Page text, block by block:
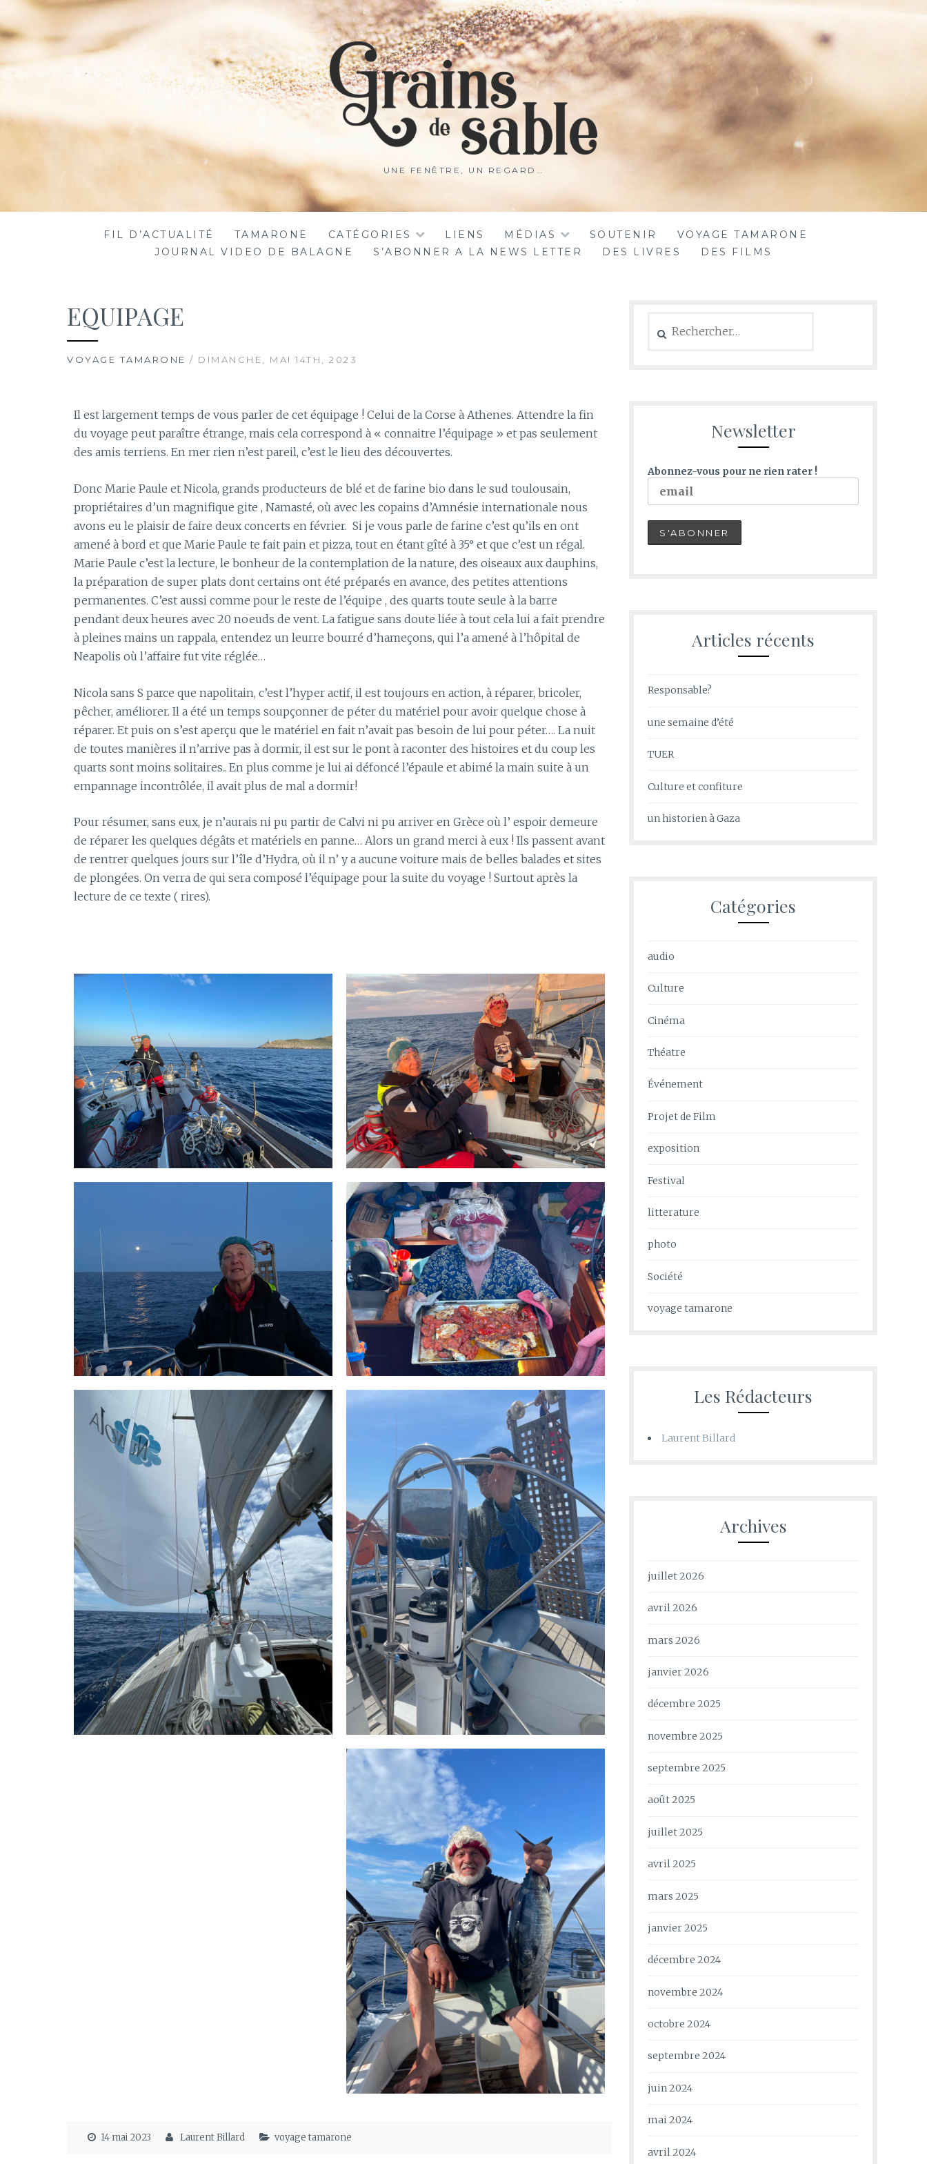
UNE FENÊTRE, UN REGARD…
FIL D’ACTUALITÉ TAMARONE CATÉGORIES LIENS MÉDIAS SOUTENIR
VOYAGE TAMARONE
JOURNAL VIDEO DE BALAGNE
S’ABONNER A LA NEWS LETTER DES LIVRES DES FILMS
EQUIPAGE
VOYAGE TAMARONE / DIMANCHE, MAI 14TH, 2023
Il est largement temps de vous parler de cet équipage ! Celui de la Corse à Athenes. Attendre la fin
du voyage peut paraître étrange, mais cela correspond à « connaitre l’équipage » et pas seulement
des amis terriens. En mer rien n’est pareil, c’est le lieu des découvertes.
Donc Marie Paule et Nicola, grands producteurs de blé et de farine bio dans le sud toulousain,
propriétaires d’un magnifique gite , Namasté, où avec les copains d’Amnésie internationale nous
avons eu le plaisir de faire deux concerts en février. Si je vous parle de farine c’est qu’ils en ont
amené à bord et que Marie Paule te fait pain et pizza, tout en étant gîté à 35° et que c’est un régal.
Marie Paule c’est la lecture, le bonheur de la contemplation de la nature, des oiseaux aux dauphins,
la préparation de super plats dont certains ont été préparés en avance, des petites attentions
permanentes. C’est aussi comme pour le reste de l’équipe , des quarts toute seule à la barre
pendant deux heures avec 20 noeuds de vent. La fatigue sans doute liée à tout cela lui a fait prendre
à pleines mains un rappala, entendez un leurre bourré d’hameçons, qui l’a amené à l’hôpital de
Neapolis où l’affaire fut vite réglée…
Nicola sans S parce que napolitain, c’est l’hyper actif, il est toujours en action, à réparer, bricoler,
pêcher, améliorer. Il a été un temps soupçonner de péter du matériel pour avoir quelque chose à
réparer. Et puis on s’est aperçu que le matériel en fait n’avait pas besoin de lui pour péter…. La nuit
de toutes manières il n’arrive pas à dormir, il est sur le pont à raconter des histoires et du coup les
quarts sont moins solitaires.. En plus comme je lui ai défoncé l’épaule et abimé la main suite à un
empannage incontrôlée, il avait plus de mal a dormir!
Pour résumer, sans eux, je n’aurais ni pu partir de Calvi ni pu arriver en Grèce où l’ espoir demeure
de réparer les quelques dégâts et matériels en panne… Alors un grand merci à eux ! Ils passent avant
de rentrer quelques jours sur l’île d’Hydra, où il n’ y a aucune voiture mais de belles balades et sites
de plongées. On verra de qui sera composé l’équipage pour la suite du voyage ! Surtout après la
lecture de ce texte ( rires).
14 mai 2023 Laurent Billard voyage tamarone
Newsletter
Abonnez-vous pour ne rien rater !
Articles récents
Responsable?
une semaine d’été
TUER
Culture et confiture
un historien à Gaza
Catégories
audio
Culture
Cinéma
Théatre
Événement
Projet de Film
exposition
Festival
litterature
photo
Société
voyage tamarone
Les Rédacteurs
Laurent Billard
Archives
juillet 2026
avril 2026
mars 2026
janvier 2026
décembre 2025
novembre 2025
septembre 2025
août 2025
juillet 2025
avril 2025
mars 2025
janvier 2025
décembre 2024
novembre 2024
octobre 2024
septembre 2024
juin 2024
mai 2024
avril 2024